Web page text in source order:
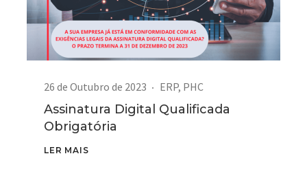
26 de Outubro de 2023 ERP, PHC
Assinatura Digital Qualificada
Obrigatória
LER MAIS